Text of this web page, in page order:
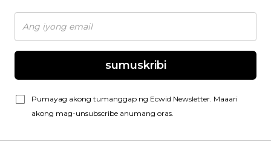
sumuskribi
Pumayag akong tumanggap ng Ecwid Newsletter. Maaari
akong mag-unsubscribe anumang oras.